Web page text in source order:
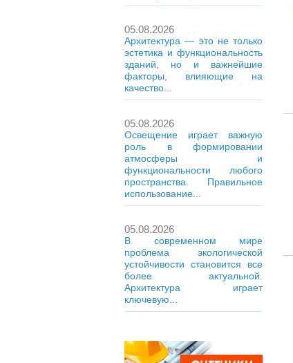
05.08.2026
Архитектура — это не только
эстетика и функциональность
зданий, но и важнейшие
факторы, влияющие на
качество...
05.08.2026
Освещение играет важную
роль в формировании
атмосферы и
функциональности любого
пространства. Правильное
использование...
05.08.2026
В современном мире
проблема экологической
устойчивости становится все
более актуальной.
Архитектура играет
ключевую...